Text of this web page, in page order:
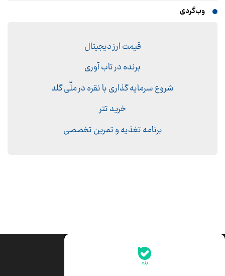
وب‌گردی
قیمت ارز دیجیتال
برنده در تاب آوری
شروع سرمایه گذاری با نقره در ملّی گلد
خرید تتر
برنامه تغذیه و تمرین تخصصی
جدیدترین قیمت‌ها